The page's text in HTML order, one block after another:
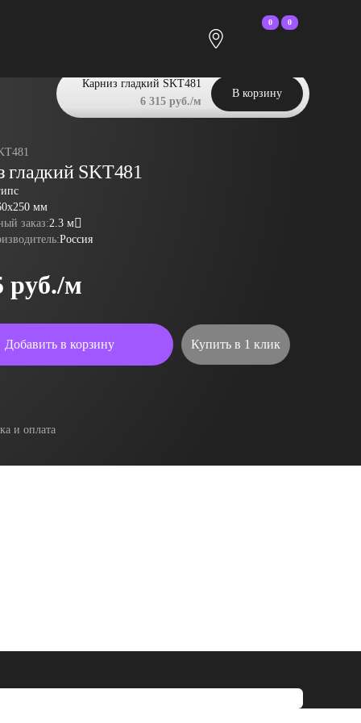
0 0
гладкий SKT481
мм
заказ:2.3 м
Россия
руб./м
Добавить в корзину Купить в 1 клик
Карниз гладкий SKT481
6 315 руб./м
В корзину
и оплата